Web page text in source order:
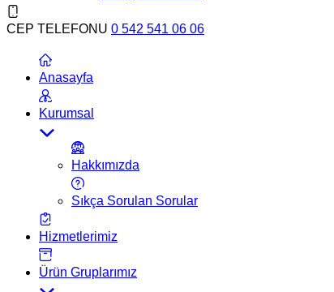
CEP TELEFONU 0 542 541 06 06
Anasayfa
Kurumsal
Hakkımızda
Sıkça Sorulan Sorular
Hizmetlerimiz
Ürün Gruplarımız